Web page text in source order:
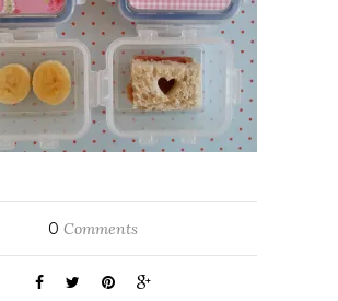
0 Comments